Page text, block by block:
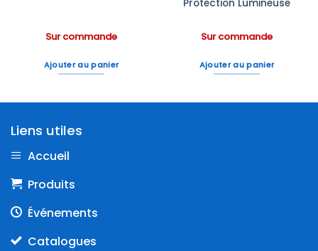
Sur commande
Ajouter au panier
Protection Lumineuse
Sur commande
Ajouter au panier
Liens utiles
Accueil
Produits
Événements
Catalogues